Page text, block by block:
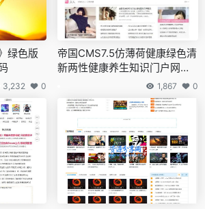
绿色版
3,232 0
帝国CMS7.5仿薄荷健康绿色清
新两性健康养生知识门户网站
1,867 0